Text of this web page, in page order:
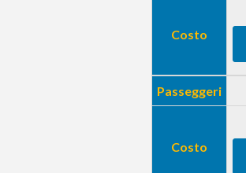
Costo
Passeggeri
Costo